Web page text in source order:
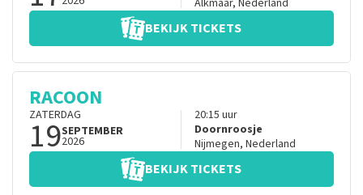
Alkmaar, Nederland
BEKIJK TICKETS
RACOON
ZATERDAG
19SEPTEMBER
2026
20:15 uur
Doornroosje
Nijmegen, Nederland
BEKIJK TICKETS